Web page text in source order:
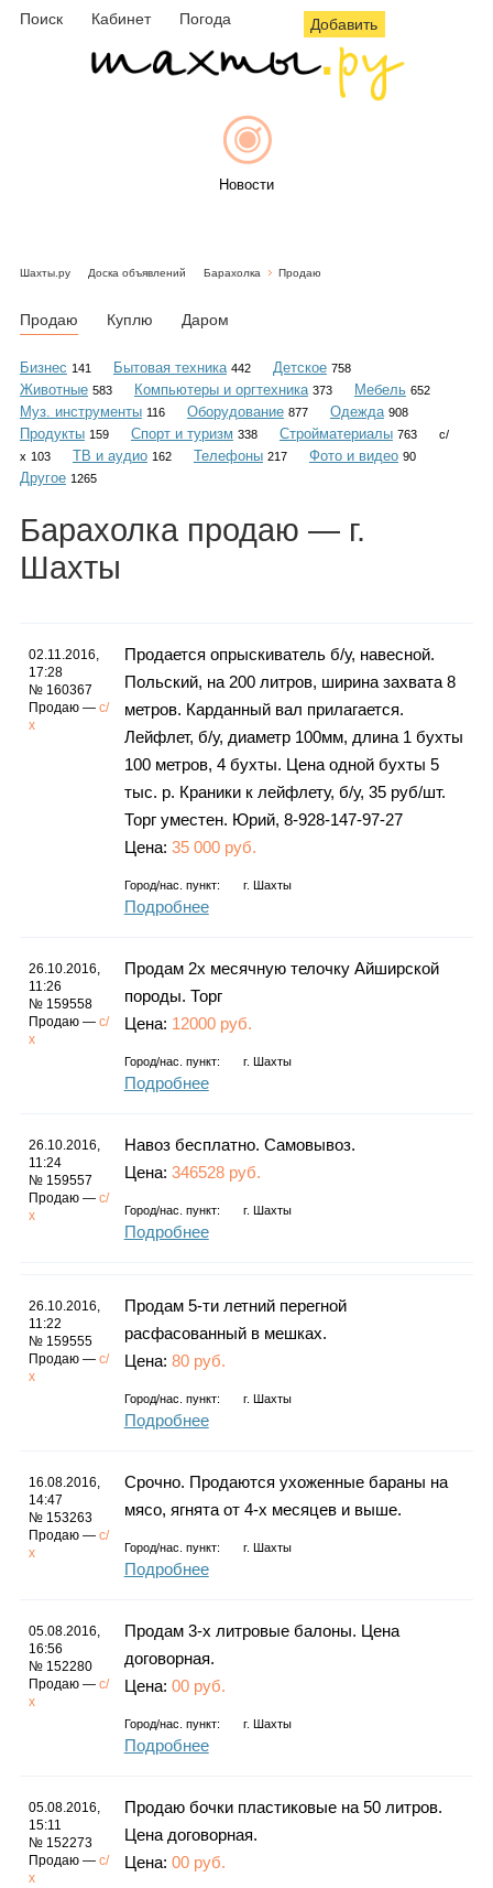
Поиск Кабинет Погода Добавить
Новости
Объявления
Гороскоп
Карты
Шахты.ру Доска объявлений Барахолка Продаю
Продаю Куплю Даром
Бизнес 141 Бытовая техника 442 Детское 758
Животные 583 Компьютеры и оргтехника 373 Мебель 652
Муз. инструменты 116 Оборудование 877 Одежда 908
Продукты 159 Спорт и туризм 338 Стройматериалы 763
с/
х 103 ТВ и аудио 162 Телефоны 217 Фото и видео 90
Другое 1265
Барахолка продаю — г.
Шахты
02.11.2016,
17:28
№ 160367
Продаю —с/
х
Продается опрыскиватель б/у, навесной.
Польский, на 200 литров, ширина захвата 8
метров. Карданный вал прилагается.
Лейфлет, б/у, диаметр 100мм, длина 1 бухты
100 метров, 4 бухты. Цена одной бухты 5
тыс. р. Краники к лейфлету, б/у, 35 руб/шт.
Торг уместен. Юрий, 8-928-147-97-27
Цена: 35 000 руб.
Город/нас. пункт: г. Шахты
Подробнее
26.10.2016,
11:26
№ 159558
Продаю —с/
х
Продам 2х месячную телочку Айширской
породы. Торг
Цена: 12000 руб.
Город/нас. пункт: г. Шахты
Подробнее
26.10.2016,
11:24
№ 159557
Продаю —с/
х
Навоз бесплатно. Самовывоз.
Цена: 346528 руб.
Город/нас. пункт: г. Шахты
Подробнее
26.10.2016,
11:22
№ 159555
Продаю —с/
х
Продам 5-ти летний перегной
расфасованный в мешках.
Цена: 80 руб.
Город/нас. пункт: г. Шахты
Подробнее
16.08.2016,
14:47
№ 153263
Продаю —с/
х
Срочно. Продаются ухоженные бараны на
мясо, ягнята от 4-х месяцев и выше.
Город/нас. пункт: г. Шахты
Подробнее
05.08.2016,
16:56
№ 152280
Продаю —с/
х
Продам 3-х литровые балоны. Цена
договорная.
Цена: 00 руб.
Город/нас. пункт: г. Шахты
Подробнее
05.08.2016,
15:11
№ 152273
Продаю —с/
х
Продаю бочки пластиковые на 50 литров.
Цена договорная.
Цена: 00 руб.